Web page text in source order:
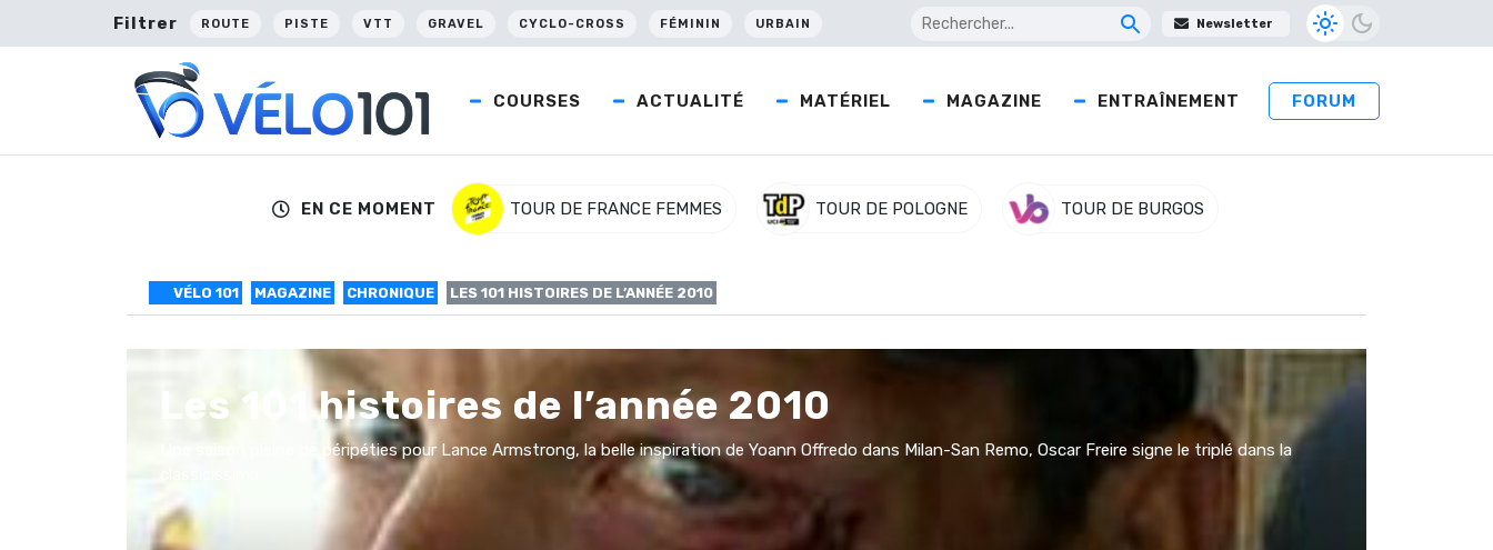
Filtrer ROUTE PISTE VTT GRAVEL CYCLO-CROSS FÉMININ URBAIN Newsletter
COURSES ACTUALITÉ MATÉRIEL MAGAZINE ENTRAÎNEMENT FORUM
EN CE MOMENT TOUR DE FRANCE FEMMES TOUR DE POLOGNE TOUR DE BURGOS
VÉLO 101 MAGAZINE CHRONIQUE LES 101 HISTOIRES DE L’ANNÉE 2010
Les 101 histoires de l’année 2010
Une saison pleine de péripéties pour Lance Armstrong, la belle inspiration de Yoann Offredo dans Milan-San Remo, Oscar Freire signe le triplé dans la